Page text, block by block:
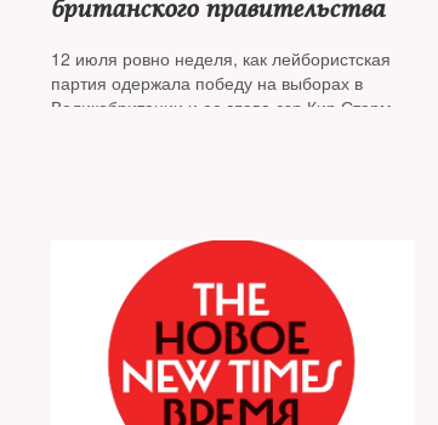
британского правительства
12 июля ровно неделя, как лейбористская
партия одержала победу на выборах в
Великобритании и ее глава сэр Кир Стармер